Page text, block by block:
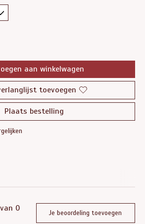
aan winkelwagen
toevoegen
Plaats bestelling
0
Je beoordeling toevoegen